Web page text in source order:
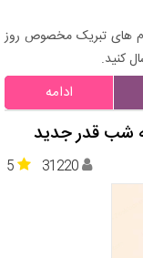
های تبریک مخصوص روز
ادامه
5 31220